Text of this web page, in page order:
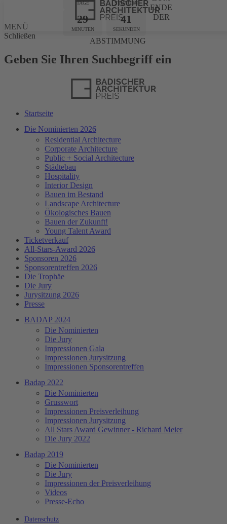
TAGE STUNDEN
29
MINUTEN
41
SEKUNDEN
ENDE
DER
ABSTIMMUNG
MENÜ
Schließen
Geben Sie Ihren Suchbegriff ein
Startseite
Die Nominierten 2026
Residential Architecture
Corporate Architecture
Public + Social Architecture
Städtebau
Hospitality
Interior Design
Bauen im Bestand
Landscape Architecture
Ökologisches Bauen
Bauen der Zukunft!
Young Talent Award
Ticketverkauf
All-Stars-Award 2026
Sponsoren 2026
Sponsorentreffen 2026
Die Trophäe
Die Jury
Jurysitzung 2026
Presse
BADAP 2024
Die Nominierten
Die Jury
Impressionen Gala
Impressionen Jurysitzung
Impressionen Sponsorentreffen
Badap 2022
Die Nominierten
Grusswort
Impressionen Preisverleihung
Impressionen Jurysitzung
All Stars Award Gewinner - Richard Meier
Die Jury 2022
Badap 2019
Die Nominierten
Die Jury
Impressionen der Preisverleihung
Videos
Presse-Echo
Datenschutz